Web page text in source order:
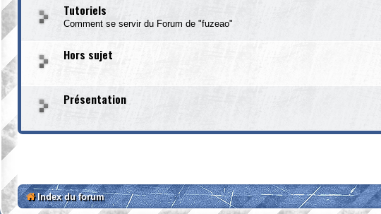
Tutoriels
Comment se servir du Forum de "fuzeao"
Hors sujet
Présentation
Index du forum